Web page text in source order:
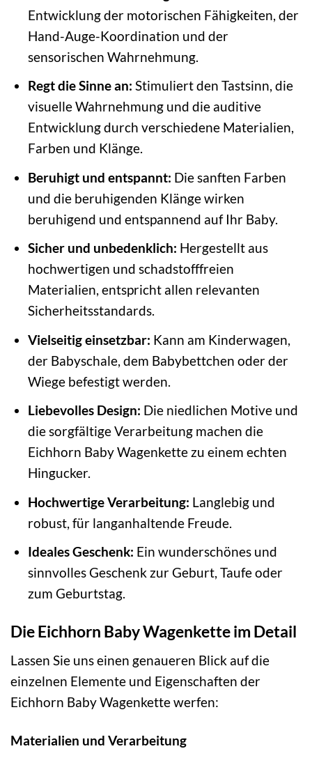
Entwicklung der motorischen Fähigkeiten, der
Hand-Auge-Koordination und der
sensorischen Wahrnehmung.
Regt die Sinne an: Stimuliert den Tastsinn, die
visuelle Wahrnehmung und die auditive
Entwicklung durch verschiedene Materialien,
Farben und Klänge.
Beruhigt und entspannt: Die sanften Farben
und die beruhigenden Klänge wirken
beruhigend und entspannend auf Ihr Baby.
Sicher und unbedenklich: Hergestellt aus
hochwertigen und schadstofffreien
Materialien, entspricht allen relevanten
Sicherheitsstandards.
Vielseitig einsetzbar: Kann am Kinderwagen,
der Babyschale, dem Babybettchen oder der
Wiege befestigt werden.
Liebevolles Design: Die niedlichen Motive und
die sorgfältige Verarbeitung machen die
Eichhorn Baby Wagenkette zu einem echten
Hingucker.
Hochwertige Verarbeitung: Langlebig und
robust, für langanhaltende Freude.
Ideales Geschenk: Ein wunderschönes und
sinnvolles Geschenk zur Geburt, Taufe oder
zum Geburtstag.
Die Eichhorn Baby Wagenkette im Detail
Lassen Sie uns einen genaueren Blick auf die
einzelnen Elemente und Eigenschaften der
Eichhorn Baby Wagenkette werfen:
Materialien und Verarbeitung